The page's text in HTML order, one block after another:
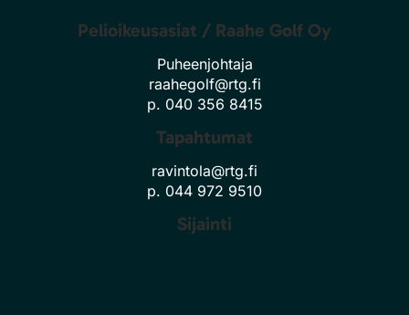
Pelioikeusasiat / Raahe Golf Oy
Puheenjohtaja
raahegolf@rtg.fi
p. 040 356 8415
Tapahtumat
ravintola@rtg.fi
p. 044 972 9510
Sijainti